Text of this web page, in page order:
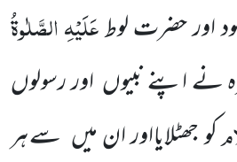
اور حضرت لوطعَلَیْہِالصَّلٰوۃُ
نے اپنے نبیوں اور رسولوں
کو جھٹلایااور ان میں سے ہر